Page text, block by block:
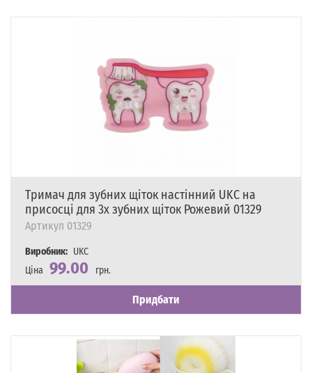
Тримач для зубних щіток настінний UKC на
присосці для 3х зубних щіток Рожевий 01329
Артикул 01329
Виробник: UKC
Ціна 99.00
грн.
Наявність
Є в наявності
Придбати